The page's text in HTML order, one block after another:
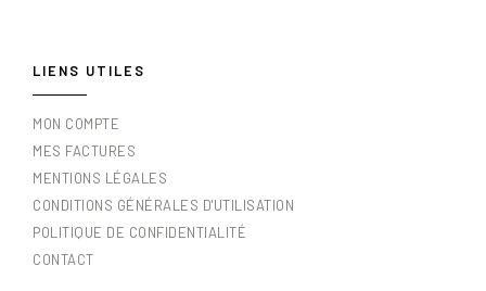
LIENS UTILES
MON COMPTE
MES FACTURES
MENTIONS LÉGALES
CONDITIONS GÉNÉRALES D'UTILISATION
POLITIQUE DE CONFIDENTIALITÉ
CONTACT